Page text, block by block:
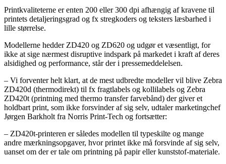
Printkvaliteterne er enten 200 eller 300 dpi afhængig af kravene til
printets detaljeringsgrad og fx stregkoders og teksters læsbarhed i
lille størrelse.
Modellerne hedder ZD420 og ZD620 og udgør et væsentligt, for
ikke at sige nærmest disruptive indspark på markedet i kraft af deres
alsidighed og performance, står der i pressemeddelelsen.
– Vi forventer helt klart, at de mest udbredte modeller vil blive Zebra
ZD420d (thermodirekt) til fx fragtlabels og kollilabels og Zebra
ZD420t (printning med thermo transfer farvebånd) der giver et
holdbart print, som ikke forsvinder af sig selv, udtaler marketingchef
Jørgen Barkholt fra Norris Print-Tech og fortsætter:
– ZD420t-printeren er således modellen til typeskilte og mange
andre mærkningsopgaver, hvor printet ikke må forsvinde af sig selv,
uanset om der er tale om printning på papir eller kunststof-materiale.